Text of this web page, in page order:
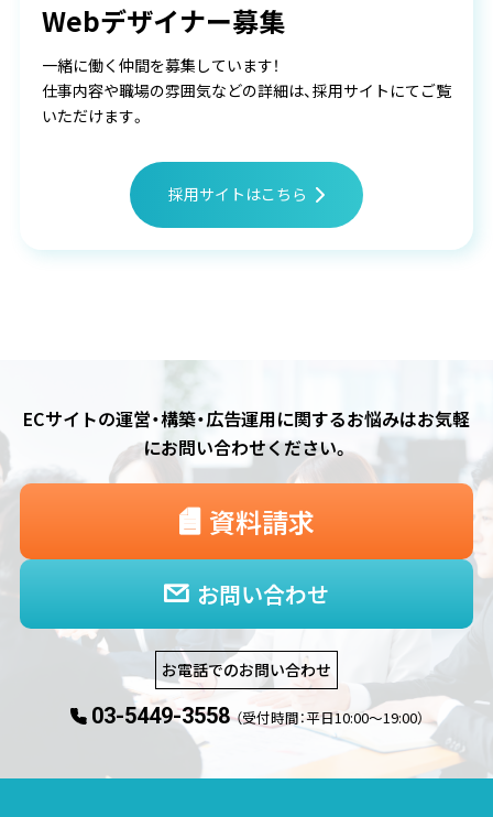
Webデザイナー募集
一緒に働く仲間を募集しています！
仕事内容や職場の雰囲気などの詳細は、採用サイトにてご覧
いただけます。
採用サイトはこちら
ECサイトの運営・構築・広告運用に関するお悩みはお気軽
にお問い合わせください。
お問い合わせ
資料請求
お電話でのお問い合わせ
03-5449-3558 （受付時間：平日10:00〜19:00）